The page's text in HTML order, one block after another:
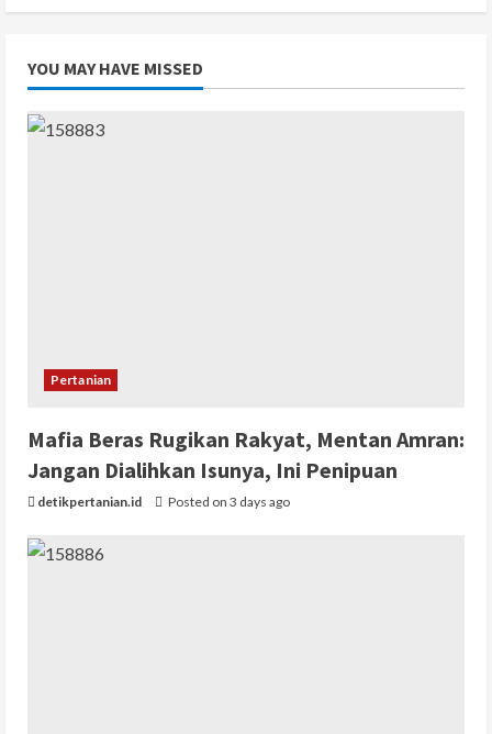
YOU MAY HAVE MISSED
Pertanian
Mafia Beras Rugikan Rakyat, Mentan Amran:
Jangan Dialihkan Isunya, Ini Penipuan
detikpertanian.id Posted on 3 days ago